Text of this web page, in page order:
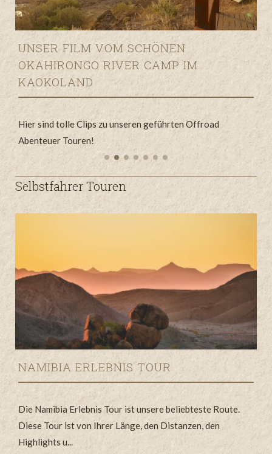
UNSER FILM VOM SCHÖNEN
OKAHIRONGO RIVER CAMP IM
KAOKOLAND
Hier sind tolle Clips zu unseren geführten Offroad
Abenteuer Touren!
Selbstfahrer Touren
NAMIBIA ERLEBNIS TOUR
Die Namibia Erlebnis Tour ist unsere beliebteste Route.
Diese Tour ist von Ihrer Länge, den Distanzen, den
Highlights u...